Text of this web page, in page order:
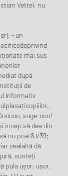
Vettel, nu
- un
mai sus
după
de
informativ
suge-ooo!
încep să dea din
nu poat&#39;
cealaltă dă
sunteți
pula ușor, ușor.